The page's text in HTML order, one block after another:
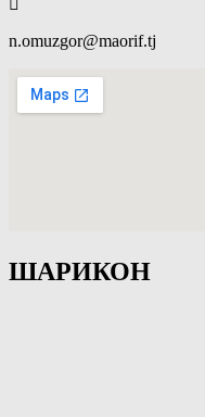
n.omuzgor@maorif.tj
ШАРИКОН